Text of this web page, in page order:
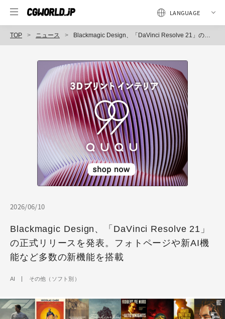
TOP ニュース Blackmagic Design、「DaVinci Resolve 21」の正式リリースを発表。フォトページや新AI機能など多数の新機能を搭載
2026/06/10
Blackmagic Design、「DaVinci Resolve 21」
の正式リリースを発表。フォトページや新AI機
能など多数の新機能を搭載
AI その他（ソフト別）